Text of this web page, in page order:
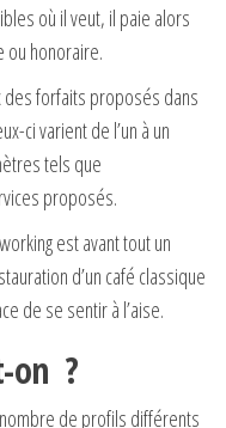
où il veut, il paie alors
ou honoraire.
des forfaits proposés dans
ci varient de l’un à un
tels que
proposés.
est avant tout un
d’un café classique
de se sentir à l’aise.
on ?
de profils différents